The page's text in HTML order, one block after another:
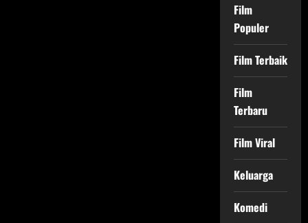
Film
Populer
Film Terbaik
Film
Terbaru
Film Viral
Keluarga
Komedi